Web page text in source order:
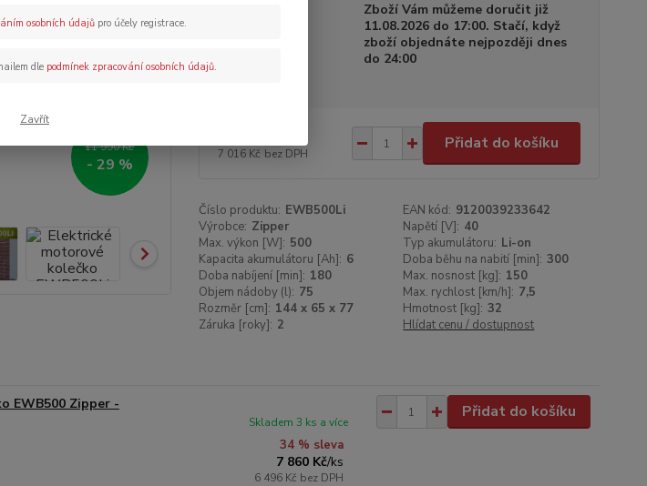
11 990 Kč
- 29 %
Zboží Vám můžeme doručit již
11.08.2026 do 17:00. Stačí, když
zboží objednáte nejpozději dnes
do 24:00
7 016 Kč bez DPH
Přidat do košíku
Číslo produktu: EWB500Li EAN kód: 9120039233642
Výrobce: Zipper Napětí [V]: 40
Max. výkon [W]: 500 Typ akumulátoru: Li-on
Kapacita akumulátoru [Ah]: 6 Doba běhu na nabití [min]: 300
Doba nabíjení [min]: 180 Max. nosnost [kg]: 150
Objem nádoby (l): 75 Max. rychlost [km/h]: 7,5
Rozměr [cm]: 144 x 65 x 77 Hmotnost [kg]: 32
Záruka [roky]: 2 Hlídat cenu / dostupnost
EWB500 Zipper -
34 % sleva
7 860 Kč/ks
6 496 Kč bez DPH
Skladem 3 ks a více
Přidat do košíku
osobních údajů pro účely registrace.
dle podmínek zpracování osobních údajů.
Zavřít